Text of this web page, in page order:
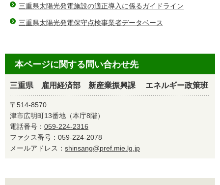
三重県太陽光発電施設の適正導入に係るガイドライン
三重県太陽光発電保守点検事業者データベース
本ページに関する問い合わせ先
三重県 雇用経済部 新産業振興課 エネルギー政策班
〒514-8570
津市広明町13番地（本庁8階）
電話番号： 059-224-2316
ファクス番号：059-224-2078
メールアドレス： shinsang@pref.mie.lg.jp